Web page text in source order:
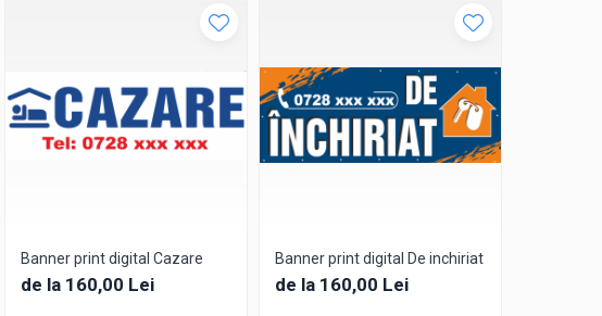
de promovare!
Banner print digital Cazare
de la 160,00 Lei
Banner print digital De inchiriat
de la 160,00 Lei